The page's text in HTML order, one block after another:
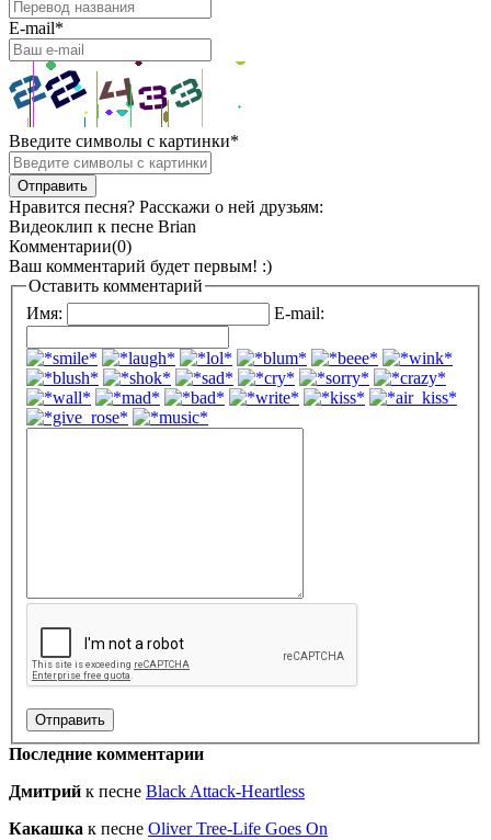
E-mail*
Введите символы с картинки*
Нравится песня? Расскажи о ней друзьям:
Видеоклип к песне Brian
Комментарии(0)
Ваш комментарий будет первым! :)
Оставить комментарий
Имя:
E-mail:
Последние комментарии
Дмитрий к песне Black Attack-Heartless
Какашка к песне Oliver Tree-Life Goes On